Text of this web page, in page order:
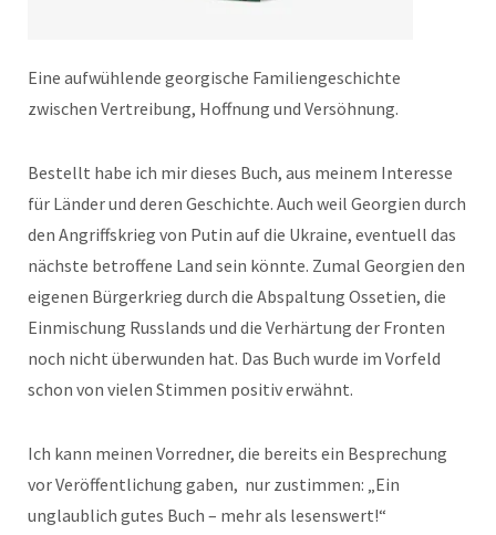
Eine aufwühlende georgische Familiengeschichte
zwischen Vertreibung, Hoffnung und Versöhnung.
Bestellt habe ich mir dieses Buch, aus meinem Interesse
für Länder und deren Geschichte. Auch weil Georgien durch
den Angriffskrieg von Putin auf die Ukraine, eventuell das
nächste betroffene Land sein könnte. Zumal Georgien den
eigenen Bürgerkrieg durch die Abspaltung Ossetien, die
Einmischung Russlands und die Verhärtung der Fronten
noch nicht überwunden hat. Das Buch wurde im Vorfeld
schon von vielen Stimmen positiv erwähnt.
Ich kann meinen Vorredner, die bereits ein Besprechung
vor Veröffentlichung gaben, nur zustimmen: „Ein
unglaublich gutes Buch – mehr als lesenswert!“